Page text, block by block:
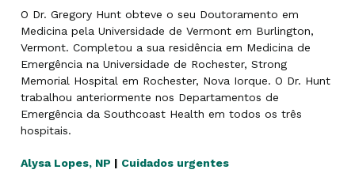
O Dr. Gregory Hunt obteve o seu Doutoramento em
Medicina pela Universidade de Vermont em Burlington,
Vermont. Completou a sua residência em Medicina de
Emergência na Universidade de Rochester, Strong
Memorial Hospital em Rochester, Nova Iorque. O Dr. Hunt
trabalhou anteriormente nos Departamentos de
Emergência da Southcoast Health em todos os três
hospitais.
Alysa Lopes, NP | Cuidados urgentes